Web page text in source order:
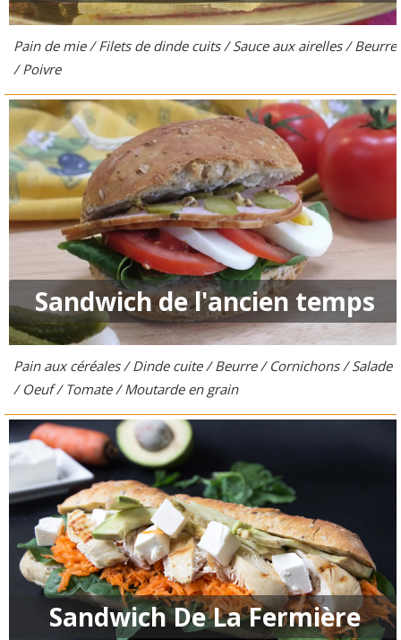
Pain de mie / Filets de dinde cuits / Sauce aux airelles / Beurre
/ Poivre
Sandwich de l'ancien temps
Pain aux céréales / Dinde cuite / Beurre / Cornichons / Salade
/ Oeuf / Tomate / Moutarde en grain
Sandwich De La Fermière